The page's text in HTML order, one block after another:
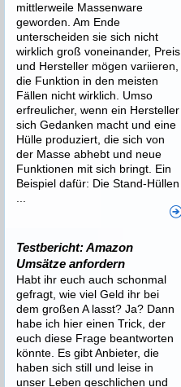
mittlerweile Massenware
geworden. Am Ende
unterscheiden sie sich nicht
wirklich groß voneinander, Preis
und Hersteller mögen variieren,
die Funktion in den meisten
Fällen nicht wirklich. Umso
erfreulicher, wenn ein Hersteller
sich Gedanken macht und eine
Hülle produziert, die sich von
der Masse abhebt und neue
Funktionen mit sich bringt. Ein
Beispiel dafür: Die Stand-Hüllen
Testbericht: Amazon
Umsätze anfordern
Habt ihr euch auch schonmal
gefragt, wie viel Geld ihr bei
dem großen A lasst? Ja? Dann
habe ich hier einen Trick, der
euch diese Frage beantworten
könnte. Es gibt Anbieter, die
haben sich still und leise in
unser Leben geschlichen und